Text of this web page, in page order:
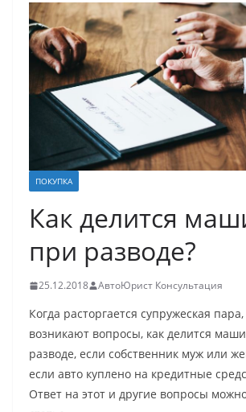
ПОКУПКА
Как делится
при разводе?
25.12.2018 АвтоЮрист Консультация
Когда расторгается супружеская
возникают вопросы, как делится
разводе, если собственник муж или
если авто куплено на кредитные
Ответ на этот и другие вопросы